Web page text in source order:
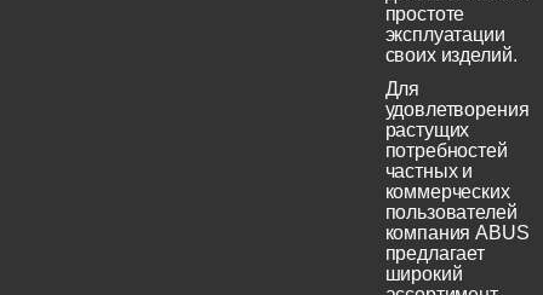
простоте
эксплуатации
своих изделий.
Для
удовлетворения
растущих
потребностей
частных и
коммерческих
пользователей
компания ABUS
предлагает
широкий